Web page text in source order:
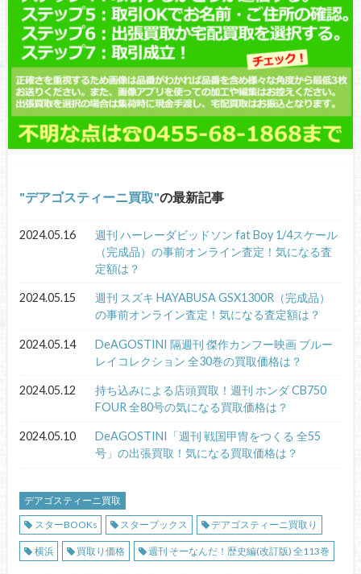
デアゴスティーニ買取 の最新記事
2024.05.16
週刊 ハーレーダビッドソン fat Boy 1/4スケール
（完成品）の事前オンライン査定！気になる査
定額は？
2024.05.15
週刊 スズキ HAYABUSA GSX1300R（完成品）
の事前オンライン査定！気になる査定額は？
2024.05.14
DeAGOSTINI 隔週刊 傑作カンフー映画 ブルー
レイコレクション 全30巻の買取価格は？
2024.05.12
持ち込みによる店頭買取！週刊 ホンダ CB750
FOUR 全80号の気になる買取価格は？
2024.05.10
DeAGOSTINI「週刊 戦国甲冑をつくる 全55
号」の出張買取！気になる買取価格は？
デアゴスティーニ買取
スターBOOKs
スターブックス デアゴスティーニ買取り
横浜 買取り価格 週刊 そーなんだ！歴史編(改訂版) 全113巻